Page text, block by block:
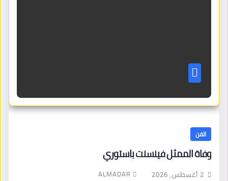
الفن
وفاة الممثل فينسنت باستوري
2 أغسطس، 2026 ALMADAR